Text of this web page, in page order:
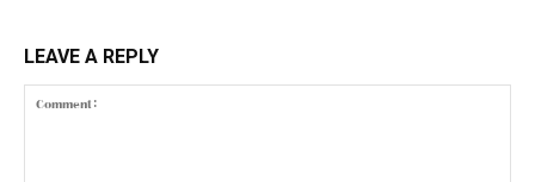
LEAVE A REPLY